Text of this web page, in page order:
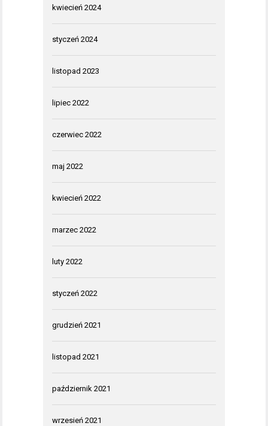
kwiecień 2024
styczeń 2024
listopad 2023
lipiec 2022
czerwiec 2022
maj 2022
kwiecień 2022
marzec 2022
luty 2022
styczeń 2022
grudzień 2021
listopad 2021
październik 2021
wrzesień 2021